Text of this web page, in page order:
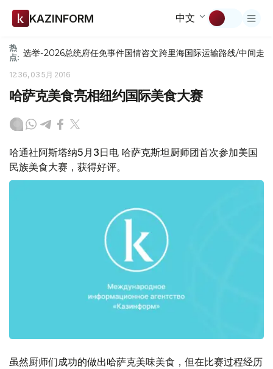
KAZINFORM 中文
热
点: 选举-2026总统府任免事件国情咨文跨里海国际运输路线/中间走廊
12:36, 03 5月 2016
哈萨克美食亮相纽约国际美食大赛
哈通社阿斯塔纳5月3日电 哈萨克斯坦厨师团首次参加美国
民族美食大赛，获得好评。
虽然厨师们成功的做出哈萨克美味美食，但在比赛过程经历